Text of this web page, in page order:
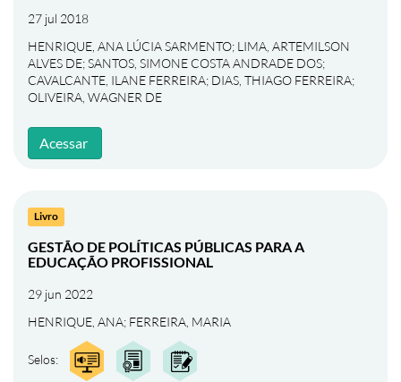
27 jul 2018
HENRIQUE, ANA LÚCIA SARMENTO; LIMA, ARTEMILSON
ALVES DE;SANTOS, SIMONE COSTA ANDRADE DOS;
CAVALCANTE, ILANE FERREIRA; DIAS, THIAGO FERREIRA;
OLIVEIRA, WAGNER DE
Acessar
Livro
GESTÃO DE POLÍTICAS PÚBLICAS PARA A
EDUCAÇÃO PROFISSIONAL
29 jun 2022
HENRIQUE, ANA; FERREIRA, MARIA
Selos: